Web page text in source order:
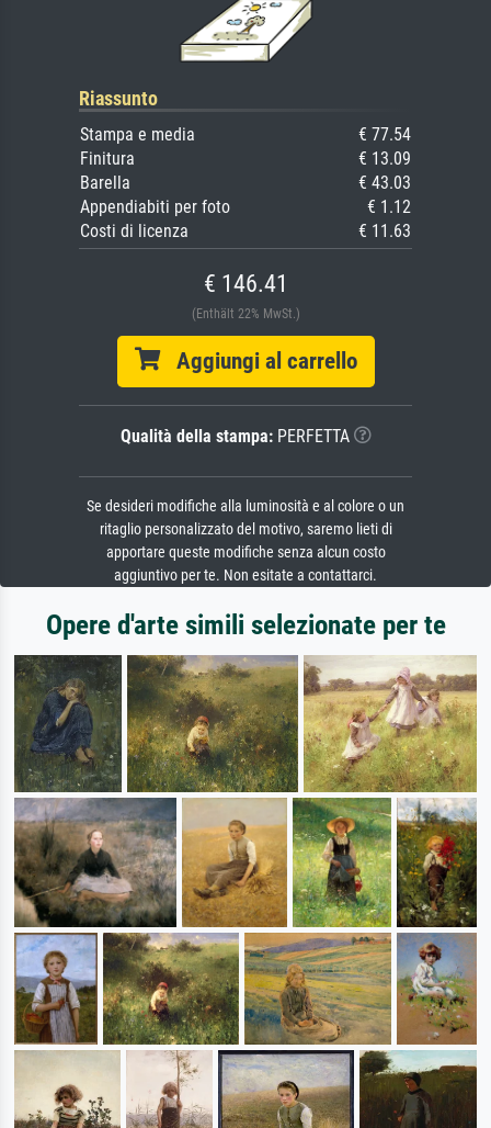
Riassunto
Stampa e media
€ 77.54
Finitura
€ 13.09
Barella
€ 43.03
Appendiabiti per foto
€ 1.12
Costi di licenza
€ 11.63
€ 146.41
(Enthält 22% MwSt.)
Aggiungi al carrello
Qualità della stampa:PERFETTA
Se desideri modifiche alla luminosità e al colore o un
ritaglio personalizzato del motivo, saremo lieti di
apportare queste modifiche senza alcun costo
aggiuntivo per te. Non esitate a contattarci.
Opere d'arte simili selezionate per te